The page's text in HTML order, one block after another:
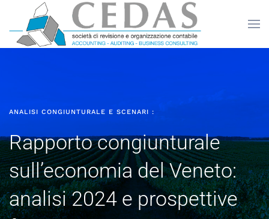
Skip to main content
ANALISI CONGIUNTURALE E SCENARI :
Rapporto congiunturale
sull’economia del Veneto:
analisi 2024 e prospettive